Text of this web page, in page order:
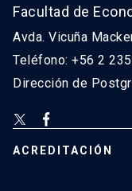
Facultad de
Avda. Vicuña
Teléfono: +56 2
Dirección de
ACREDITACIÓN